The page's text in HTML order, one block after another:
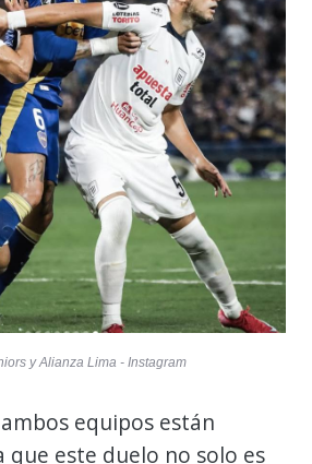
y Alianza Lima - Instagram
equipos están
que este duelo no solo es